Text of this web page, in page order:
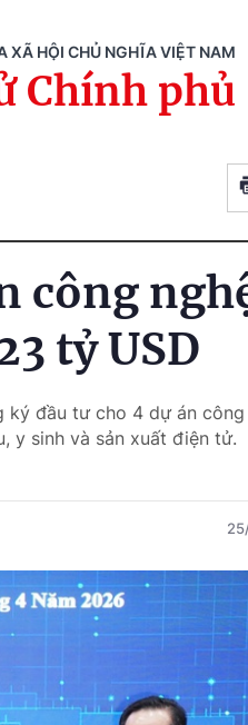
XÃ HỘI CHỦ NGHĨA VIỆT NAM
Chính phủ
công
tỷ USD
ký đầu tư cho 4 dự án
y sinh và sản xuất điện tử.